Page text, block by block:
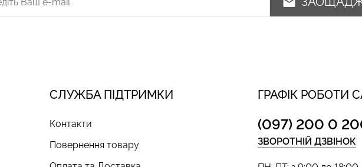
СЛУЖБА ПІДТРИМКИ
Контакти
Повернення товару
ГРАФІК РОБОТИ
(097) 200 0
ЗВОРОТНІЙ ДЗВІНОК